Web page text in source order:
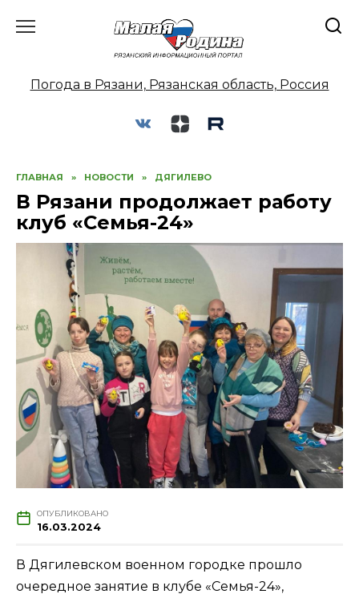
Погода в Рязани, Рязанская область, Россия
ГЛАВНАЯ » НОВОСТИ » ДЯГИЛЕВО
В Рязани продолжает работу
клуб «Семья-24»
ОПУБЛИКОВАНО
16.03.2024
В Дягилевском военном городке прошло
очередное занятие в клубе «Семья-24»,